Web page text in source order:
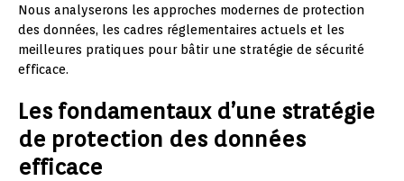
Nous analyserons les approches modernes de protection
des données, les cadres réglementaires actuels et les
meilleures pratiques pour bâtir une stratégie de sécurité
efficace.
Les fondamentaux d’une stratégie
de protection des données
efficace